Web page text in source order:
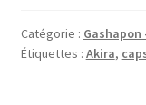
Catégorie : Gashapon
Étiquettes : Akira,